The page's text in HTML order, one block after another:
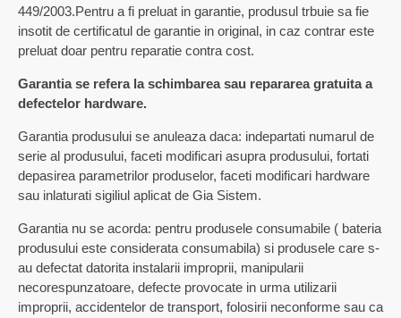
449/2003.Pentru a fi preluat in garantie, produsul trbuie sa fie
insotit de certificatul de garantie in original, in caz contrar este
preluat doar pentru reparatie contra cost.
Garantia se refera la schimbarea sau repararea gratuita a
defectelor hardware.
Garantia produsului se anuleaza daca: indepartati numarul de
serie al produsului, faceti modificari asupra produsului, fortati
depasirea parametrilor produselor, faceti modificari hardware
sau inlaturati sigiliul aplicat de Gia Sistem.
Garantia nu se acorda: pentru produsele consumabile ( bateria
produsului este considerata consumabila) si produsele care s-
au defectat datorita instalarii improprii, manipularii
necorespunzatoare, defecte provocate in urma utilizarii
improprii, accidentelor de transport, folosirii neconforme sau ca